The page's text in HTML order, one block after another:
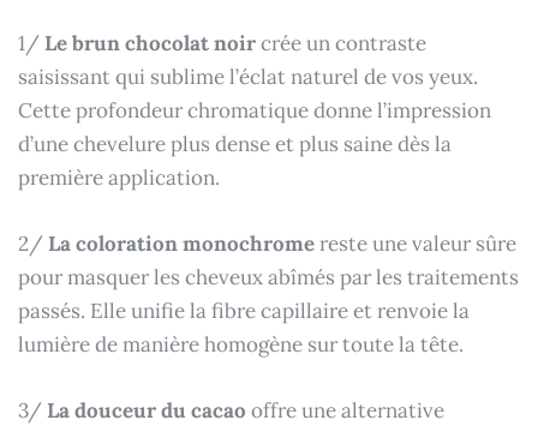
1/ Le brun chocolat noircrée un contraste
saisissant qui sublime l’éclat naturel de vos yeux.
Cette profondeur chromatique donne l’impression
d’une chevelure plus dense et plus saine dès la
première application.
2/ La coloration monochromereste une valeur sûre
pour masquer les cheveux abîmés par les traitements
passés. Elle unifie la fibre capillaire et renvoie la
lumière de manière homogène sur toute la tête.
3/ La douceur du cacao offre une alternative